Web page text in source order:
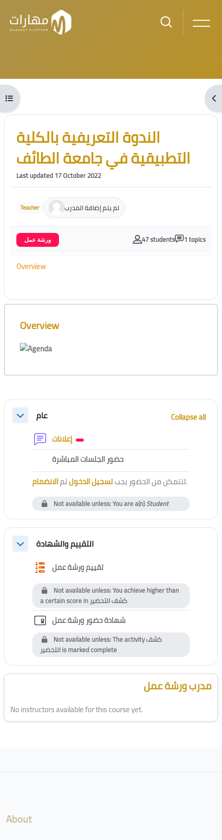
Skip to main content
Blocks
Open course index
Blocks
Skip [Cocoon] Course Intro
الندوة التعريفية بالكلية
التطبيقية في جامعة الطائف
Last updated 17 October 2022
Teacher لم يتم إضافة المدرب
ورشة عمل 47 students 1 topics
Overview
Skip [Cocoon] Course Overview
Overview
Section outline
Collapseعام
Collapse all
Forum
حضور الجلسات المباشرةExternal tool
لتتمكن من الحضور يجبتسجيل الدخولثمالانضمام .
Not available unless: You are a(n)Student
Collapseالتقييم والشهادة
تقييم ورشة عملQuestionnaire
Not available unless: You achieve higher than
a certain score inكشف التحضير
شهادة حضور ورشة عملCustom certificate
Not available unless: The activityكشف
التحضيرis marked complete
Blocks
Skip [Cocoon] Course Instructor مدرب ورشة عمل
No instructors available for this course yet.
About